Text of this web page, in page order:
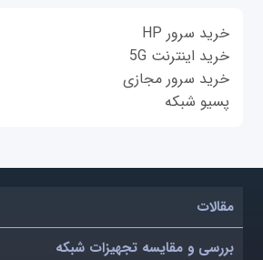
خرید سرور HP
خرید اینترنت 5G
خرید سرور مجازی
پسیو شبکه
مقالات
بررسی و مقایسه تجهیزات شبکه